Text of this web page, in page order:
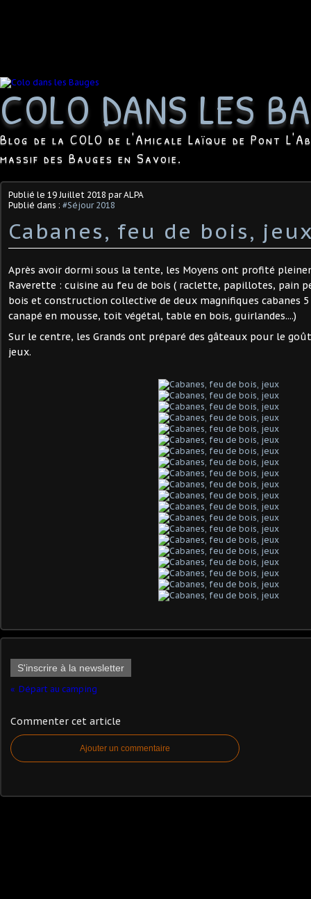
COLO DANS LES
Blog de la COLO de l'Amicale Laïque de Pont
massif des Bauges en Savoie.
Publié le 19 Juillet 2018 par ALPA
Publié dans : #Séjour 2018
Cabanes, feu de bois,
Après avoir dormi sous la tente, les Moyens ont profité
Raverette : cuisine au feu de bois ( raclette, papillotes, pain
bois et construction collective de deux magnifiques cabanes
canapé en mousse, toit végétal, table en bois, guirlandes....)
Sur le centre, les Grands ont préparé des gâteaux pour le
jeux.
S'inscrire à la newsletter
Départ au camping
Commenter cet article
Ajouter un commentaire